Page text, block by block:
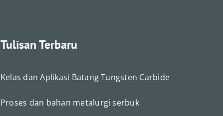
Tulisan Terbaru
Kelas dan Aplikasi Batang Tungsten Carbide
Proses dan bahan metalurgi serbuk
ไทย